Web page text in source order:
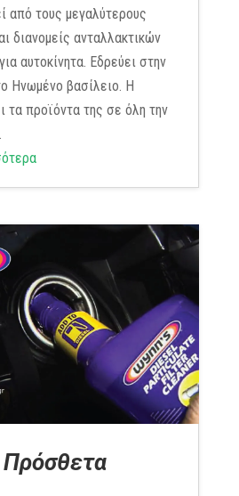
από τους μεγαλύτερους
διανομείς ανταλλακτικών
αυτοκίνητα. Εδρεύει στην
Ηνωμένο βασίλειο. Η
τα προϊόντα της σε όλη την
Πρόσθετα